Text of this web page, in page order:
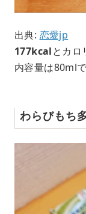
出典: 恋愛jp
177kcalとカロ
内容量は80mlで
わらびもち